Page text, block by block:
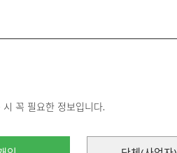
꼭 필요한 정보입니다.